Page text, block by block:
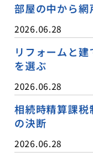
部屋の中から
2026.06.28
リフォームと
を選ぶ
2026.06.28
相続時精算課
の決断
2026.06.28